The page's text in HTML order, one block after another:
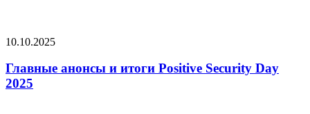
10.10.2025
Главные анонсы и итоги Positive Security Day
2025